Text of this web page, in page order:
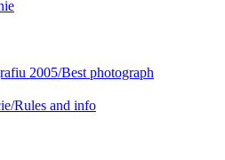
2005/Best photograph
Rules and info